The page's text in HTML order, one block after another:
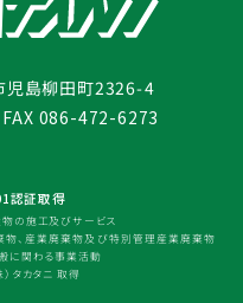
児島柳田町2326-4
086-472-6273
認証取得
の施工及びサービス
物、産業廃棄物及び特別管理産業廃棄物
に関わる事業活動
タカタニ 取得